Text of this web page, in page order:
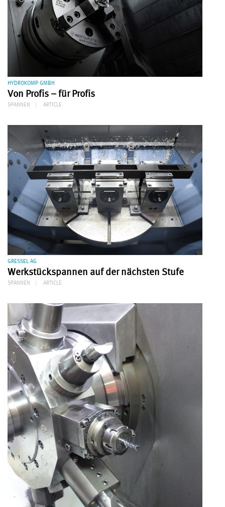
HYDROKOMP GMBH
Von Profis – für Profis
SPANNEN ARTICLE
GRESSEL AG
Werkstückspannen auf der nächsten Stufe
SPANNEN ARTICLE